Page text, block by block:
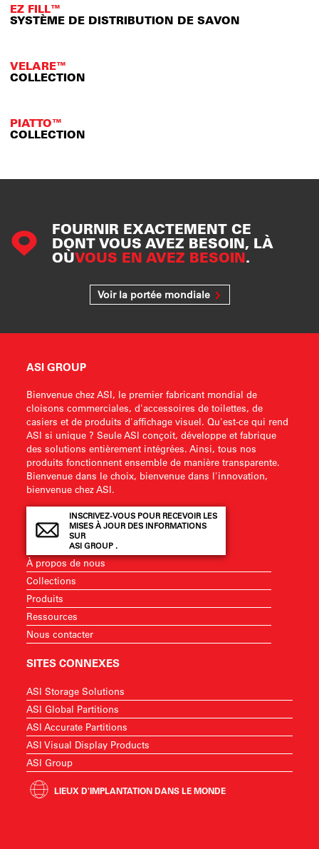
EZ FILL™
SYSTÈME DE DISTRIBUTION DE SAVON
VELARE™
COLLECTION
PIATTO™
COLLECTION
FOURNIR EXACTEMENT CE
DONT VOUS AVEZ BESOIN, LÀ
OÙVOUS EN AVEZ BESOIN.
Voir la portée mondiale
ASI GROUP
Bienvenue chez ASI, le premier fabricant mondial de
cloisons commerciales, d'accessoires de toilettes, de
casiers et de produits d'affichage visuel. Qu'est-ce qui rend
ASI si unique ? Seule ASI conçoit, développe et fabrique
des solutions entièrement intégrées. Ainsi, tous nos
produits fonctionnent ensemble de manière transparente.
Bienvenue dans le choix, bienvenue dans l'innovation,
bienvenue chez ASI.
INSCRIVEZ-VOUS POUR RECEVOIR LES
MISES À JOUR DES INFORMATIONS
SUR
ASI GROUP .
À propos de nous
Collections
Produits
Ressources
Nous contacter
SITES CONNEXES
ASI Storage Solutions
ASI Global Partitions
ASI Accurate Partitions
ASI Visual Display Products
ASI Group
LIEUX D'IMPLANTATION DANS LE MONDE